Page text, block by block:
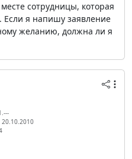
сотрудницы, которая
Если я напишу заявление
желанию, должна ли я
20.10.2010